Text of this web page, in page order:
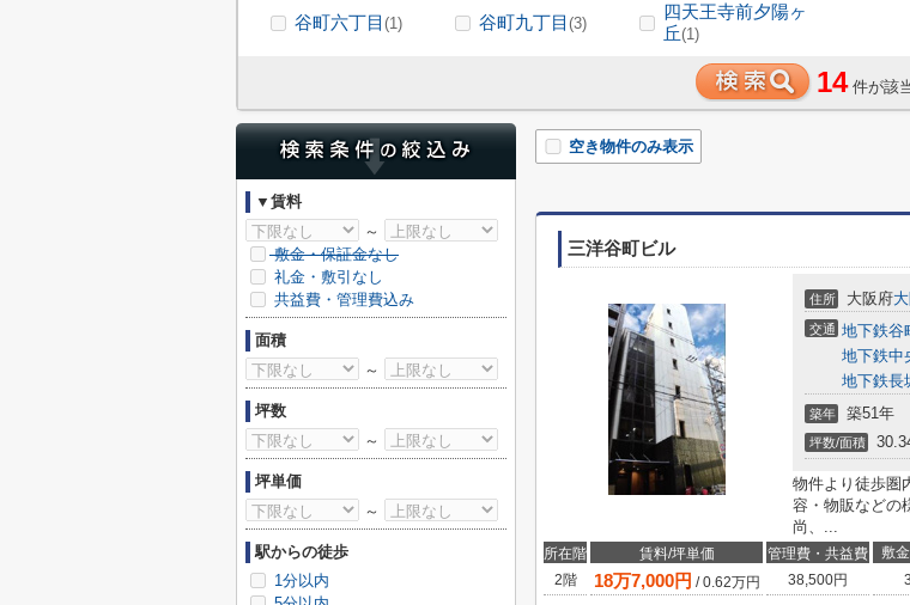
谷町六丁目 (1) 谷町九丁目 (3)
四天王寺前夕陽ヶ
丘(1)
14 件が該
空き物件のみ表示
三洋谷町ビル
住所 大阪府
交通 地下鉄谷
地下鉄中
地下鉄長
築年 築51年
坪数/面積
物件より徒歩圏
容・物販などの
尚、...
所在階 賃料/坪単価 管理費・共益費 敷
2階
18万7,000円 /0.62万円 38,500円
▼賃料
～
敷金・保証金なし
礼金・敷引なし
共益費・管理費込み
面積
～
坪数
～
坪単価
～
駅からの徒歩
1分以内